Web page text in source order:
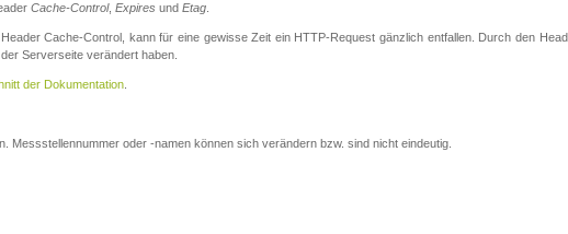
Cache-Control, Expires und Etag.
Cache-Control, kann für eine gewisse Zeit ein HTTP-Request gänzlich entfallen. Durch den
Serverseite verändert haben.
der Dokumentation.
Messstellennummer oder -namen können sich verändern bzw. sind nicht eindeutig.